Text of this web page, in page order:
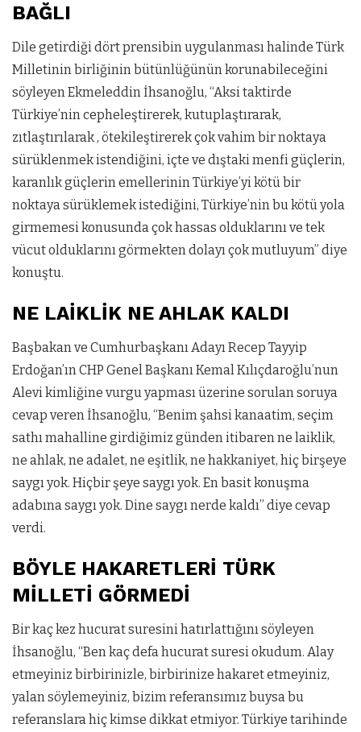
BAĞLI
Dile getirdiği dört prensibin uygulanması halinde Türk
Milletinin birliğinin bütünlüğünün korunabileceğini
söyleyen Ekmeleddin İhsanoğlu, “Aksi taktirde
Türkiye’nin cepheleştirerek, kutuplaştırarak,
zıtlaştırılarak , ötekileştirerek çok vahim bir noktaya
sürüklenmek istendiğini, içte ve dıştaki menfi güçlerin,
karanlık güçlerin emellerinin Türkiye’yi kötü bir
noktaya sürüklemek istediğini, Türkiye’nin bu kötü yola
girmemesi konusunda çok hassas olduklarını ve tek
vücut olduklarını görmekten dolayı çok mutluyum” diye
konuştu.
NE LAİKLİK NE AHLAK KALDI
Başbakan ve Cumhurbaşkanı Adayı Recep Tayyip
Erdoğan’ın CHP Genel Başkanı Kemal Kılıçdaroğlu’nun
Alevi kimliğine vurgu yapması üzerine sorulan soruya
cevap veren İhsanoğlu, “Benim şahsi kanaatim, seçim
sathı mahalline girdiğimiz günden itibaren ne laiklik,
ne ahlak, ne adalet, ne eşitlik, ne hakkaniyet, hiç birşeye
saygı yok. Hiçbir şeye saygı yok. En basit konuşma
adabına saygı yok. Dine saygı nerde kaldı” diye cevap
verdi.
BÖYLE HAKARETLERİ TÜRK
MİLLETİ GÖRMEDİ
Bir kaç kez hucurat suresini hatırlattığını söyleyen
İhsanoğlu, “Ben kaç defa hucurat suresi okudum. Alay
etmeyiniz birbirinizle, birbirinize hakaret etmeyiniz,
yalan söylemeyiniz, bizim referansımız buysa bu
referanslara hiç kimse dikkat etmiyor. Türkiye tarihinde